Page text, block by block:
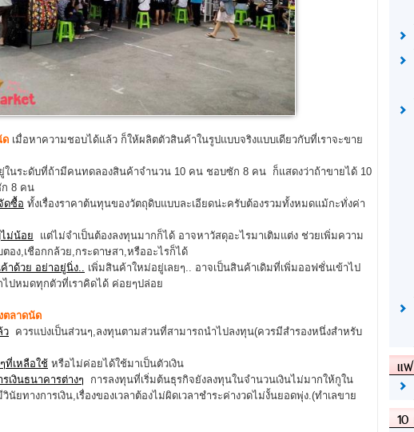
ด เมื่อหาความชอบได้แล้ว ก็ให้ผลิตตัวสินค้าในรูปแบบจริงแบบเดียวกับที่เราจะขาย
ในระดับที่ถ้ามีคนทดลองสินค้าจำนวน 10 คน ชอบซัก 8 คน ก็แสดงว่าถ้าขายได้ 10
8 คน
ดซื้อ ทั้งเรื่องราคาต้นทุนของวัตถุดิบแบบละเอียดน่ะครับต้องรวมทั้งหมดแม้กะทั่งค่า
ม่น้อย แต่ไม่จำเป็นต้องลงทุนมากก็ได้ อาจหาวัสดุอะไรมาเติมแต่ง ช่วยเพิ่มความ
ตอง,เชือกกล้วย,กระดาษสา,หรืออะไรก็ได้
ด้วย อย่าอยู่นิ่ง..
เพิ่มสินค้าใหม่อยู่เลยๆ.. อาจเป็นสินค้าเดิมที่เพิ่มออฟชั่นเข้าไป
ปหมดทุกตัวที่เราคิดได้ ค่อยๆปล่อย
ตลาดนัด
ว ควรแบ่งเป็นส่วนๆ,ลงทุนตามส่วนที่สามารถนำไปลงทุน(ควรมีสำรองหนึ่งสำหรับ
ที่เหลือใช้ หรือไม่ค่อยได้ใช้มาเป็นตัวเงิน
เงินธนาคารต่างๆ การลงทุนที่เริ่มต้นธุรกิจยังลงทุนในจำนวนเงินไม่มากให้กูใน
ยทางการเงิน,เรื่องของเวลาต้องไม่ผิดเวลาชำระค่างวดไม่งั้นยอดพุ่ง.(ทำเลขาย
แ